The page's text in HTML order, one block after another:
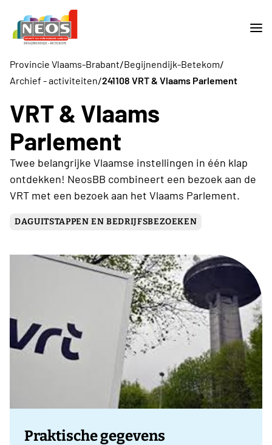
Provincie Vlaams-Brabant/Begijnendijk-Betekom/
Archief - activiteiten/241108 VRT & Vlaams Parlement
VRT & Vlaams
Parlement
Twee belangrijke Vlaamse instellingen in één klap
ontdekken! NeosBB combineert een bezoek aan de
VRT met een bezoek aan het Vlaams Parlement.
DAGUITSTAPPEN EN BEDRIJFSBEZOEKEN
Praktische gegevens